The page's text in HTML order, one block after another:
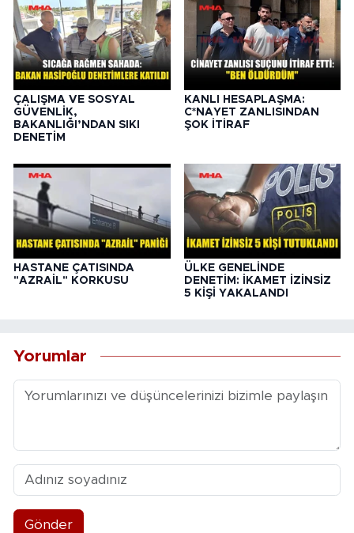
ÇALIŞMA VE SOSYAL
GÜVENLİK,
BAKANLIĞI’NDAN SIKI
DENETİM
KANLI HESAPLAŞMA:
C*NAYET ZANLISINDAN
ŞOK İTİRAF
HASTANE ÇATISINDA
"AZRAİL" KORKUSU
ÜLKE GENELİNDE
DENETİM: İKAMET İZİNSİZ
5 KİŞİ YAKALANDI
Yorumlar
Gönder